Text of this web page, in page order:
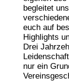
begleitet
euch auf
Highlights
Drei
nur ein